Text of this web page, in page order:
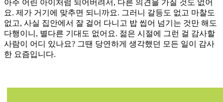
아주 어린 아이처럼 되어버려서, 다른 의견을 가질 것도 없어
요. 제가 거기에 맞추면 되니까요. 그러니 갈등도 없고 마찰도
없고, 사실 집안에서 잘 걸어 다니고 밥 씹어 넘기는 것만 해도
다행이니, 별다른 기대도 없어요. 젊은 시절에 그런 걸 감사할
사람이 어디 있나요? 그땐 당연하게 생각했던 모든 일이 감사
한 요즘입니다.